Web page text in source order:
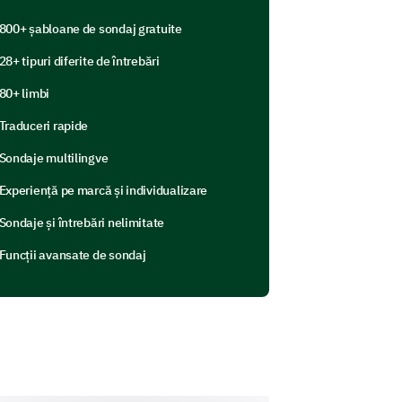
5 6 7 8 9
Uncertain No
800+ șabloane de sondaj gratuite
28+ tipuri diferite de întrebări
80+ limbi
Traduceri rapide
Sondaje multilingve
Experiență pe marcă și individualizare
Sondaje și întrebări nelimitate
Funcții avansate de sondaj